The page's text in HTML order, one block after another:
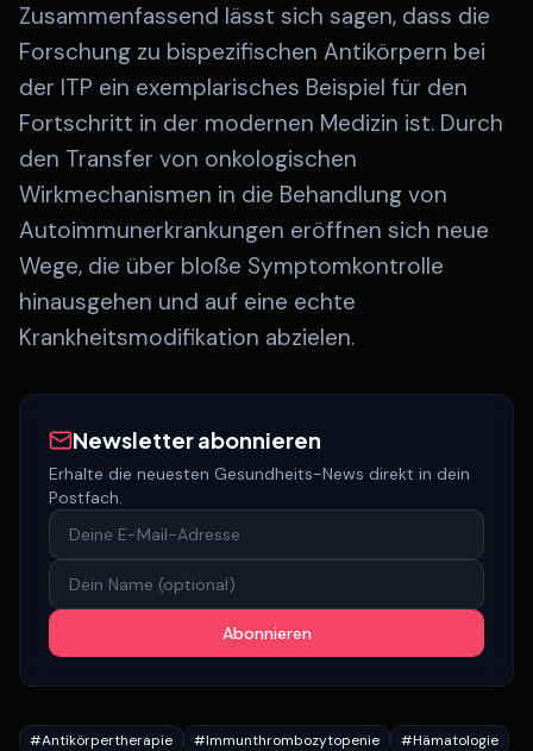
Zusammenfassend lässt sich sagen, dass die
Forschung zu bispezifischen Antikörpern bei
der ITP ein exemplarisches Beispiel für den
Fortschritt in der modernen Medizin ist. Durch
den Transfer von onkologischen
Wirkmechanismen in die Behandlung von
Autoimmunerkrankungen eröffnen sich neue
Wege, die über bloße Symptomkontrolle
hinausgehen und auf eine echte
Krankheitsmodifikation abzielen.
Newsletter abonnieren
Erhalte die neuesten Gesundheits-News direkt in dein
Postfach.
Abonnieren
#Antikörpertherapie #Immunthrombozytopenie #Hämatologie